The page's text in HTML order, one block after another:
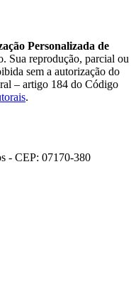
Personalizada de
Sua reprodução, parcial ou
sem a autorização do
– artigo 184 do Código
.
- CEP: 07170-380